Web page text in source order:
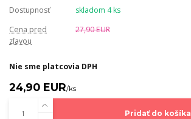
Dostupnosť
skladom 4 ks
Cena pred
zľavou
27,90 EUR
Nie sme platcovia DPH
24,90 EUR/ks
Pridať do košíka